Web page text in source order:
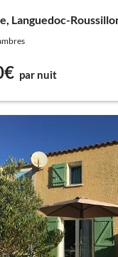
Languedoc-
par nuit